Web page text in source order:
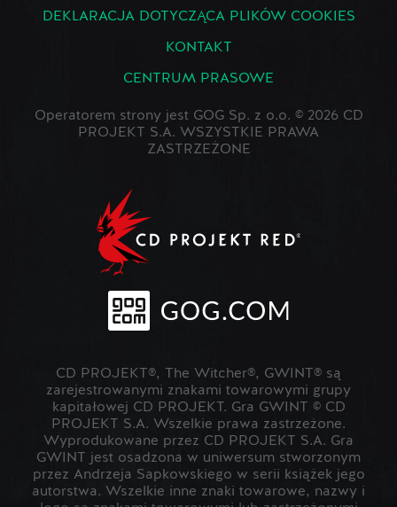
DEKLARACJA DOTYCZĄCA PLIKÓW COOKIES
KONTAKT
CENTRUM PRASOWE
Operatorem strony jest GOG Sp. z o.o. © 2026 CD
PROJEKT S.A. WSZYSTKIE PRAWA
ZASTRZEŻONE
CD PROJEKT®, The Witcher®, GWINT® są
zarejestrowanymi znakami towarowymi grupy
kapitałowej CD PROJEKT. Gra GWINT © CD
PROJEKT S.A. Wszelkie prawa zastrzeżone.
Wyprodukowane przez CD PROJEKT S.A. Gra
GWINT jest osadzona w uniwersum stworzonym
przez Andrzeja Sapkowskiego w serii książek jego
autorstwa. Wszelkie inne znaki towarowe, nazwy i